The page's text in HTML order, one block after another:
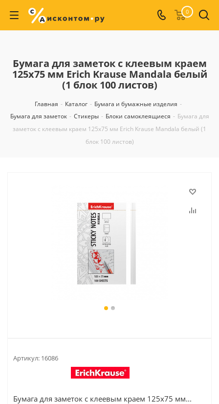
0
Бумага для заметок с клеевым краем
125х75 мм Erich Krause Mandala белый
(1 блок 100 листов)
Главная - Каталог - Бумага и бумажные изделия -
Бумага для заметок - Стикеры - Блоки самоклеящиеся - Бумага для
заметок с клеевым краем 125х75 мм Erich Krause Mandala белый (1
блок 100 листов)
Артикул: 16086
Бумага для заметок с клеевым краем 125х75 мм...